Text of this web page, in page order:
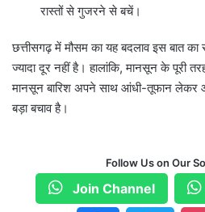
रास्तों से गुजरने से बचें।
छत्तीसगढ़ में मौसम का यह बदलाव इस बात
ज्यादा दूर नहीं है। हालांकि, मानसून के पूरी
मानसून बारिश अपने साथ आंधी-तूफान लेकर
बड़ा बचाव है।
Follow Us on Our
Join Channel